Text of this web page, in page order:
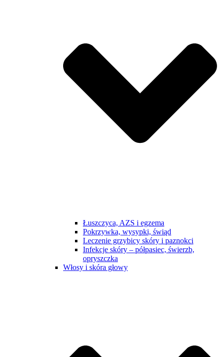
Łuszczyca, AZS i egzema
Pokrzywka, wysypki, świąd
Leczenie grzybicy skóry i paznokci
Infekcje skóry – półpasiec, świerzb,
opryszczka
Włosy i skóra głowy